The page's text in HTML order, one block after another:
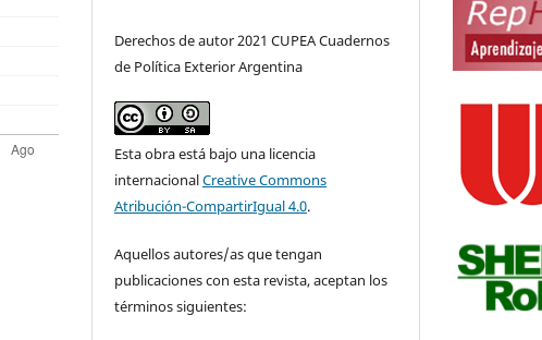
Derechos de autor 2021 CUPEA Cuadernos
de Política Exterior Argentina
Esta obra está bajo una licencia
internacionalCreative Commons
Atribución-CompartirIgual 4.0.
Aquellos autores/as que tengan
publicaciones con esta revista, aceptan los
términos siguientes: